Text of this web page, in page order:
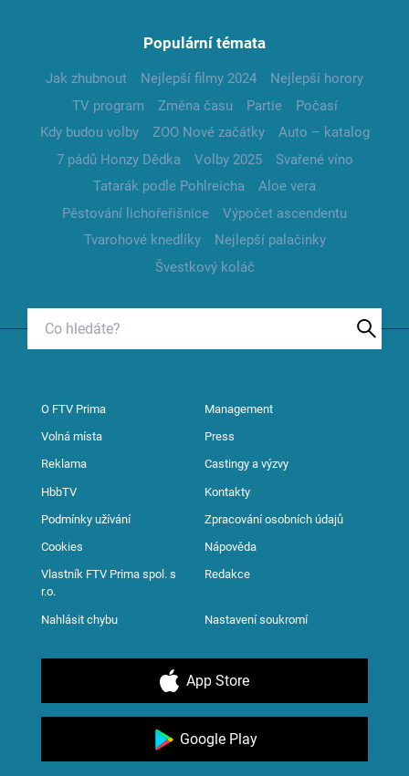
Populární témata
Jak zhubnout Nejlepší filmy 2024
Nejlepší horory
TV program
Změna času Partie
Počasí
Kdy budou volby
ZOO Nové začátky
Auto – katalog
7 pádů Honzy Dědka
Volby 2025
Svařené víno
Tatarák podle Pohlreicha
Aloe vera
Pěstování lichořeřišnice
Výpočet ascendentu
Tvarohové knedlíky
Nejlepší palačinky
Švestkový koláč
O FTV Prima Management
Volná místa Press
Reklama Castingy a výzvy
HbbTV Kontakty
Podmínky užívání Zpracování osobních údajů
Cookies Nápověda
Vlastník FTV Prima spol. s
r.o.
Redakce
Nahlásit chybu Nastavení soukromí
App Store
Google Play